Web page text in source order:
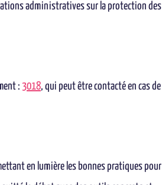
administratives sur la protection des
: 3018, qui peut être contacté en cas de
en lumière les bonnes pratiques pour